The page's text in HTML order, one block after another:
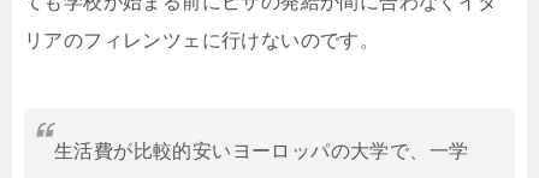
リアのフィレンツェに行けないのです。
生活費が比較的安いヨーロッパの大学で、一学